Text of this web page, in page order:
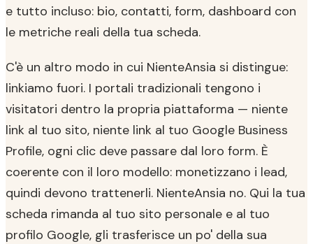
e tutto incluso: bio, contatti, form, dashboard con
le metriche reali della tua scheda.
C'è un altro modo in cui NienteAnsia si distingue:
linkiamo fuori. I portali tradizionali tengono i
visitatori dentro la propria piattaforma — niente
link al tuo sito, niente link al tuo Google Business
Profile, ogni clic deve passare dal loro form. È
coerente con il loro modello: monetizzano i lead,
quindi devono trattenerli. NienteAnsia no. Qui la tua
scheda rimanda al tuo sito personale e al tuo
profilo Google, gli trasferisce un po' della sua